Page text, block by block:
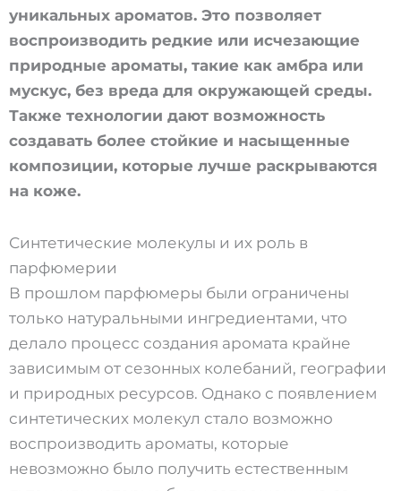
уникальных ароматов. Это позволяет
воспроизводить редкие или исчезающие
природные ароматы, такие как амбра или
мускус, без вреда для окружающей среды.
Также технологии дают возможность
создавать более стойкие и насыщенные
композиции, которые лучше раскрываются
на коже.
Синтетические молекулы и их роль в
парфюмерии
В прошлом парфюмеры были ограничены
только натуральными ингредиентами, что
делало процесс создания аромата крайне
зависимым от сезонных колебаний, географии
и природных ресурсов. Однако с появлением
синтетических молекул стало возможно
воспроизводить ароматы, которые
невозможно было получить естественным